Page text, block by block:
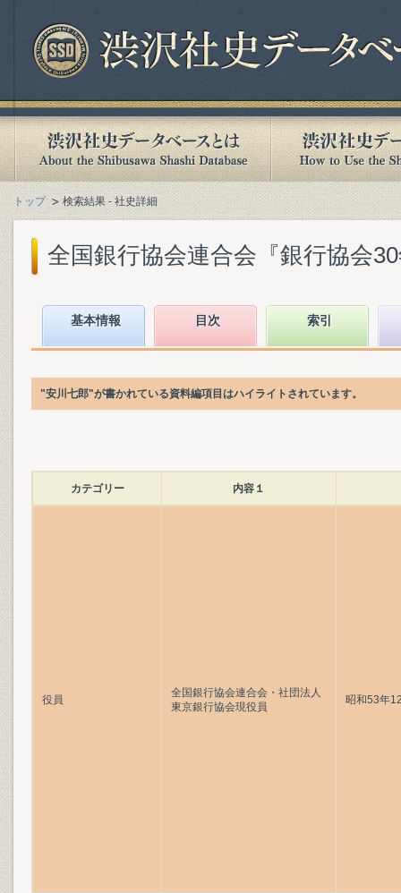
トップ 検索結果 - 社史詳細
全国銀行協会連合会『銀行協会
基本情報 目次 索引
"安川七郎"が書かれている資料編項目はハイライトされています。
カテゴリー 内容１
役員
全国銀行協会連合会・社団法人
東京銀行協会現役員
昭和53年